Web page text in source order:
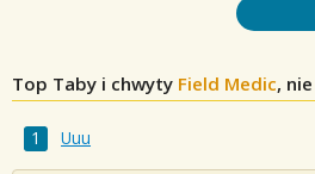
Top Taby i chwyty Field Medic,
Uuu